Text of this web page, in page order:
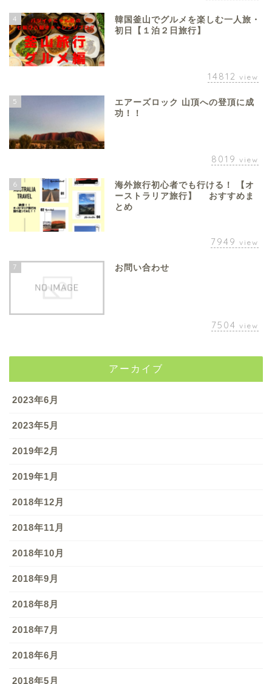
4
韓国釜山でグルメを楽しむ一人旅・
初日【１泊２日旅行】
14812 view
5
エアーズロック 山頂への登頂に成
功！！
8019 view
6
海外旅行初心者でも行ける！ 【オ
ーストラリア旅行】 おすすめま
とめ
7949 view
7 お問い合わせ
7504 view
アーカイブ
2023年6月
2023年5月
2019年2月
2019年1月
2018年12月
2018年11月
2018年10月
2018年9月
2018年8月
2018年7月
2018年6月
2018年5月